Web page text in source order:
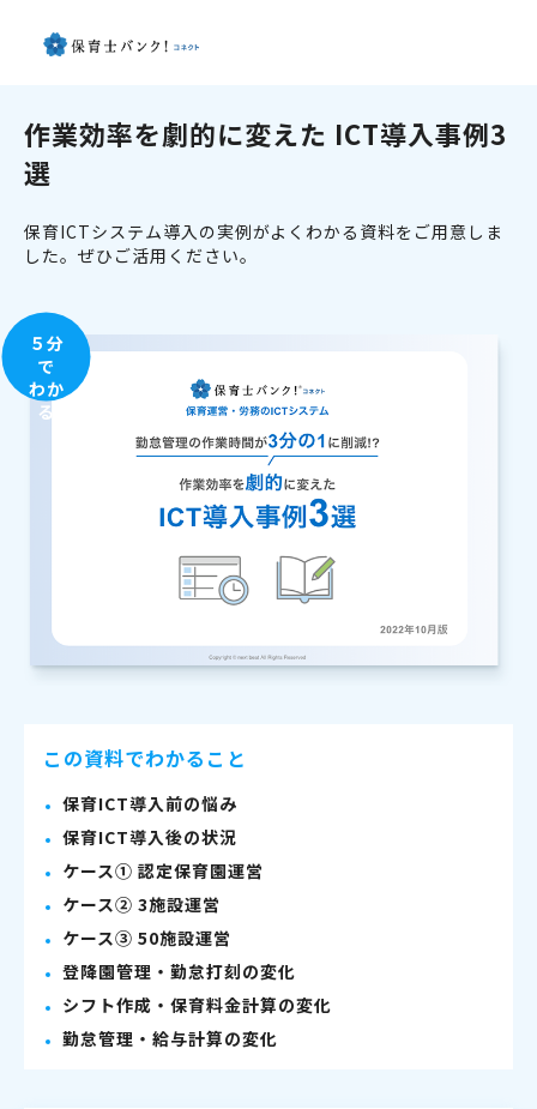
作業効率を劇的に変えた ICT導入事例3
選
保育ICTシステム導入の実例がよくわかる資料をご用意しま
した。ぜひご活用ください。
５分
で
わか
る
この資料でわかること
保育ICT導入前の悩み
保育ICT導入後の状況
ケース① 認定保育園運営
ケース② 3施設運営
ケース③ 50施設運営
登降園管理・勤怠打刻の変化
シフト作成・保育料金計算の変化
勤怠管理・給与計算の変化